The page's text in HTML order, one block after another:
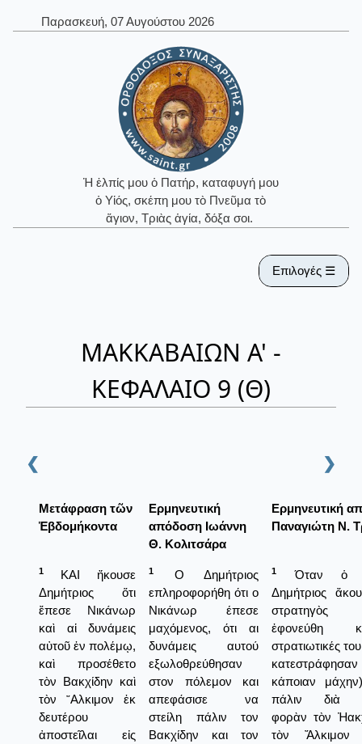
Παρασκευή, 07 Αυγούστου 2026
Ἡ ἐλπίς μου ὁ Πατήρ, καταφυγή μου
ὁ Υἱός, σκέπη μου τὸ Πνεῦμα τὸ
ἅγιον, Τριὰς ἁγία, δόξα σοι.
Επιλογές ☰
ΜΑΚΚΑΒΑΙΩΝ Α' -
ΚΕΦΑΛΑΙΟ 9 (Θ)
❮ ❯
Μετάφραση τῶν
Ἑβδομήκοντα
Ερμηνευτική
απόδοση Ιωάννη
Θ. Κολιτσάρα
Ερμηνευτική
Παναγιώτη Ν.
1
ΚΑΙ ἤκουσε
Δημήτριος ὅτι
ἔπεσε Νικάνωρ
καὶ αἱ δυνάμεις
αὐτοῦ ἐν πολέμῳ,
καὶ προσέθετο
τὸν Βακχίδην καὶ
τὸν ῎Αλκιμον ἐκ
δευτέρου
ἀποστεῖλαι εἰς
1
Ο Δημήτριος
επληροφορήθη ότι ο
Νικάνωρ έπεσε
μαχόμενος, ότι αι
δυνάμεις αυτού
εξωλοθρεύθησαν
στον πόλεμον και
απεφάσισε να
στείλη πάλιν τον
Βακχίδην και τον
1
Όταν ὁ
Δημήτριος
στρατηγὸς
ἐφονεύθη
στρατιωτικές
κάποιαν
πάλιν διὰ
φορὰν τὸν
τὸν Ἄλκιμον